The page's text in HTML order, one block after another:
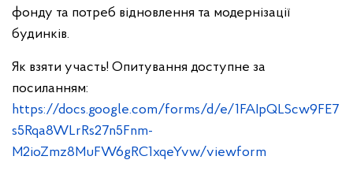
фонду та потреб відновлення та модернізації
будинків.
Як взяти участь! Опитування доступне за
посиланням:
https://docs.google.com/forms/d/e/1FAIpQLScw9FE7
s5Rqa8WLrRs27n5Fnm-
M2ioZmz8MuFW6gRC1xqeYvw/viewform